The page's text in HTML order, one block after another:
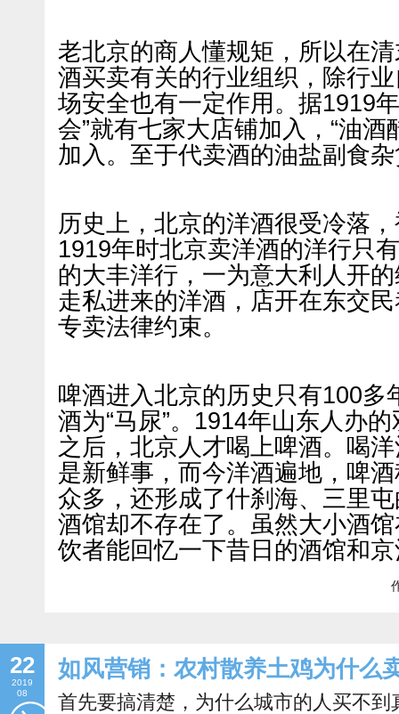
老北京的商人懂规矩，所以在
酒买卖有关的行业组织，除行
场安全也有一定作用。据1919
会”就有七家大店铺加入，“油酒
加入。至于代卖酒的油盐副食
历史上，北京的洋酒很受冷落
1919年时北京卖洋酒的洋行只
的大丰洋行，一为意大利人开
走私进来的洋酒，店开在东交
专卖法律约束。
啤酒进入北京的历史只有100多
酒为“马尿”。1914年山东人办
之后，北京人才喝上啤酒。喝
是新鲜事，而今洋酒遍地，啤
众多，还形成了什刹海、三里屯
酒馆却不存在了。虽然大小酒
饮者能回忆一下昔日的酒馆和
22
2019
08
如风营销：农村散养土鸡为什么
首先要搞清楚，为什么城市的人买不